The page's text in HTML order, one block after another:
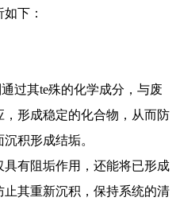
下：
过其te殊的化学成分，与废
形成稳定的化合物，从而防
积形成结垢。
有阻垢作用，还能将已形成
其重新沉积，保持系统的清